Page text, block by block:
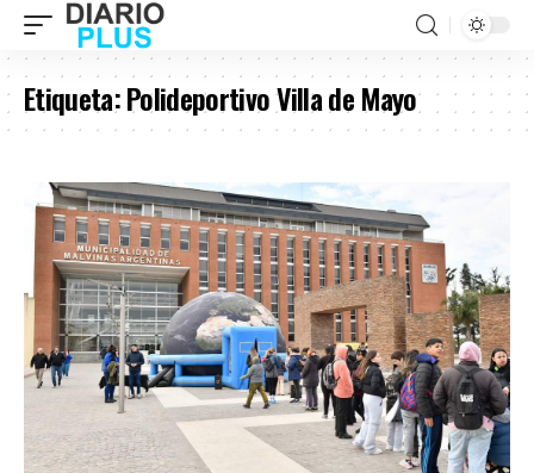
Etiqueta:Polideportivo Villa de Mayo